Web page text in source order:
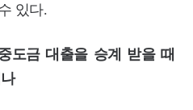
있다.
도금 대출을 승계 받을 때